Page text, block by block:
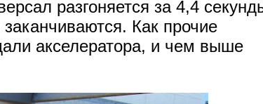
разгоняется за 4,4
заканчиваются. Как прочие
акселератора, и чем выше